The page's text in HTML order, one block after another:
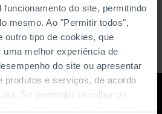
do site, permitindo
mesmo. Ao "Permitir todos",
outro tipo de cookies, que
melhor experiência de
do site ou apresentar
produtos e serviços, de acordo
Se pretender escolher os